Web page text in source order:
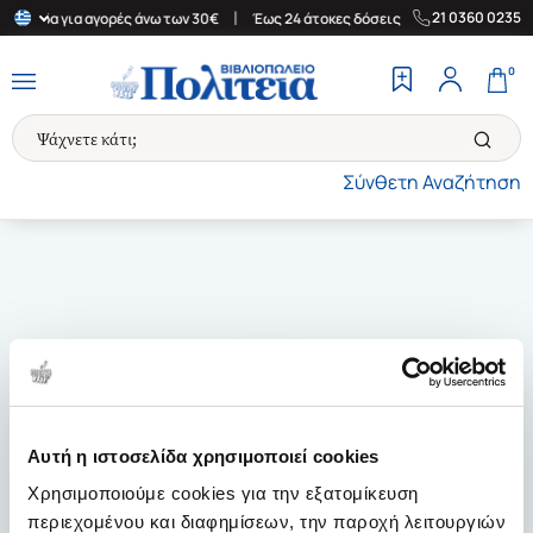
Αυτή η ιστοσελίδα χρησιμοποιεί cookies
Χρησιμοποιούμε cookies για την εξατομίκευση
περιεχομένου και διαφημίσεων, την παροχή λειτουργιών
για αγορές άνω των 30€ Έως 24 άτοκες δόσεις | Δωρεάν
21 0360 0235
Σύνθετη Αναζήτηση
0